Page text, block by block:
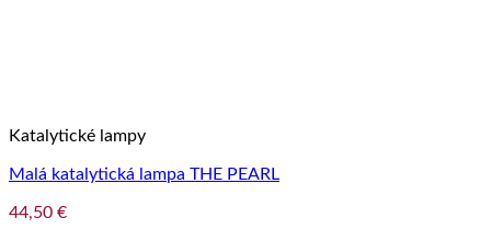
Katalytické lampy
Malá katalytická lampa THE PEARL
44,50 €